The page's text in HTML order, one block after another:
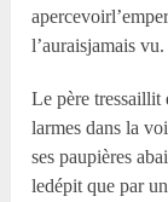
l’auraisjamais vu.
Le père tressaillit
larmes dans la
ses paupières
ledépit que par